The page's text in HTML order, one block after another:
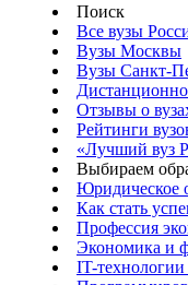
Поиск
Все вузы
Вузы Москвы
Вузы Санкт-
Отзывы о
Рейтинги
«Лучший вуз
Выбираем
Юридическое
Как стать
Профессия
Экономика и
IT-